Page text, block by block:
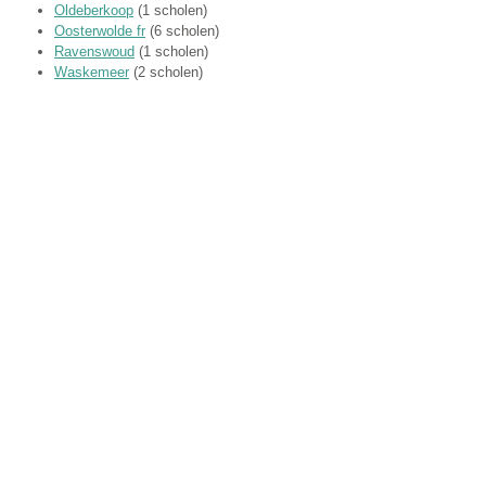
Oldeberkoop (1 scholen)
Oosterwolde fr (6 scholen)
Ravenswoud (1 scholen)
Waskemeer (2 scholen)